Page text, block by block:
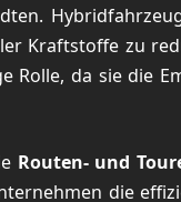
Kraftstoffe zu
Rolle, da sie die
Routen- und
die